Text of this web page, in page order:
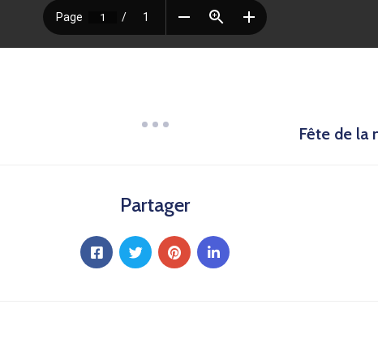
Fête de la
Partager